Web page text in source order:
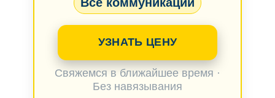
УЗНАТЬ ЦЕНУ
Свяжемся в ближайшее время ·
Без навязывания